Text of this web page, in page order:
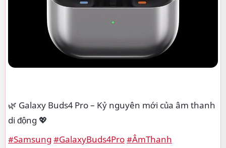
🌿 Galaxy Buds4 Pro – Kỷ nguyên mới của âm thanh
di động 💖
#Samsung #GalaxyBuds4Pro#ÂmThanh